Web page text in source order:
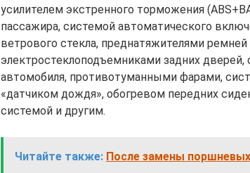
усилителем экстренного торможения
пассажира, системой автоматического
ветрового стекла, преднатяжителями
электростеклоподъемниками задних дверей,
автомобиля, противотуманными фарами,
«датчиком дождя», обогревом передних
системой и другим.
Читайте также: После замены